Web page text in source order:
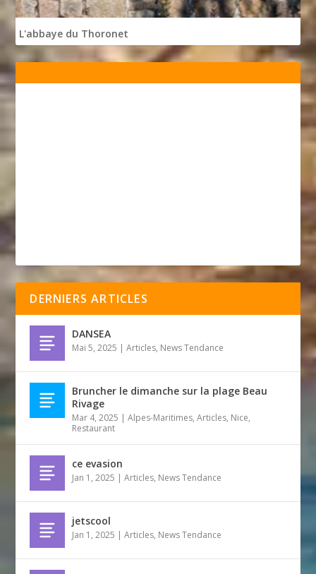
L'abbaye du Thoronet
DERNIERS ARTICLES
DANSEA
Mai 5, 2025 |Articles, News Tendance
Bruncher le dimanche sur la plage Beau
Rivage
Mar 4, 2025 |Alpes-Maritimes,Articles, Nice,
Restaurant
ce evasion
Jan 1, 2025 |Articles, News Tendance
jetscool
Jan 1, 2025 |Articles, News Tendance